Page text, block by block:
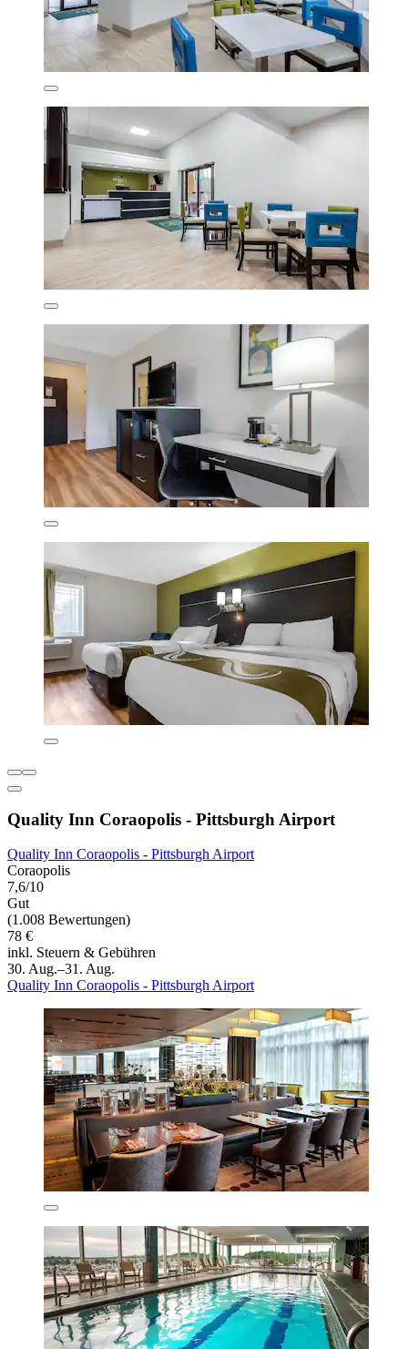
Quality Inn Coraopolis - Pittsburgh Airport
Quality Inn Coraopolis - Pittsburgh Airport
Coraopolis
7,6/10
Gut
(1.008 Bewertungen)
78 €
inkl. Steuern & Gebühren
30. Aug.–31. Aug.
Quality Inn Coraopolis - Pittsburgh Airport